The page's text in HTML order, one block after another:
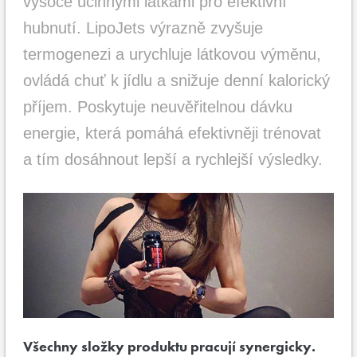
hubnutí. LipoJets výrazně zvyšuje
termogenezi a urychluje látkovou výměnu,
ovládá chuť k jídlu a snižuje denní kalorický
příjem. Poskytuje neuvěřitelnou dávku
energie, která pomáhá efektivněji trénovat
a tím dosáhnout lepší a rychlejší výsledky.
Všechny složky produktu pracují synergicky.